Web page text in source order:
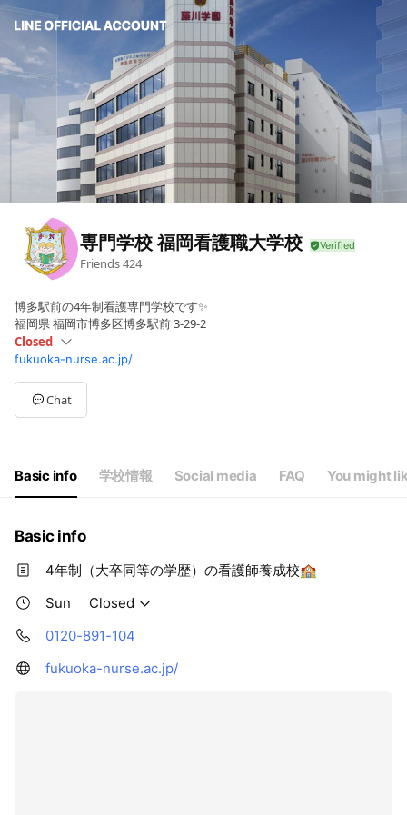
専門学校 福岡看護職大学校
Friends424
博多駅前の4年制看護専門学校です✨
福岡県 福岡市博多区博多駅前 3-29-2
Closed
SunClosed
Mon09:00 - 18:00
Tue09:00 - 18:00
Wed09:00 - 18:00
Closed
fukuoka-nurse.ac.jp/
Chat
Basic info 学校情報 Social media FAQ You might
Basic info
4年制（大卒同等の学歴）の看護師養成校🏫
Sun
Closed
0120-891-104
fukuoka-nurse.ac.jp/